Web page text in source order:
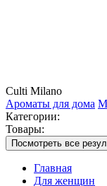
Culti Milano
Ароматы для дома
Категории:
Товары:
Посмотреть все
Главная
Для женщин